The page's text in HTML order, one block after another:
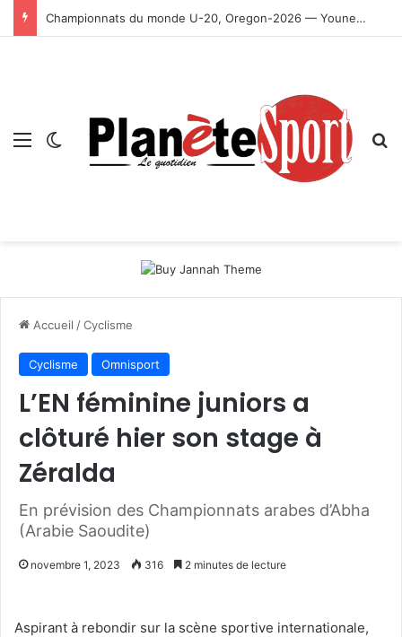
Championnats du monde U-20, Oregon-2026 — Younes Ayachi décroche la médaille d’or
Menu Switch skin
Accueil /Cyclisme
Cyclisme Omnisport
L’EN féminine juniors a
clôturé hier son stage à
Zéralda
En prévision des Championnats arabes d’Abha
(Arabie Saoudite)
novembre 1, 2023 316 2 minutes de lecture
Aspirant à rebondir sur la scène sportive internationale,